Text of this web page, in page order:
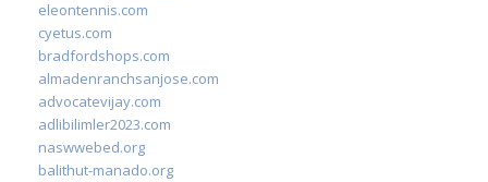
eleontennis.com
cyetus.com
bradfordshops.com
almadenranchsanjose.com
advocatevijay.com
adlibilimler2023.com
naswwebed.org
balithut-manado.org